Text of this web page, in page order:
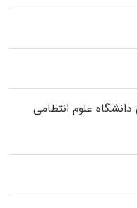
ﻋﻠﻮم انتظامی